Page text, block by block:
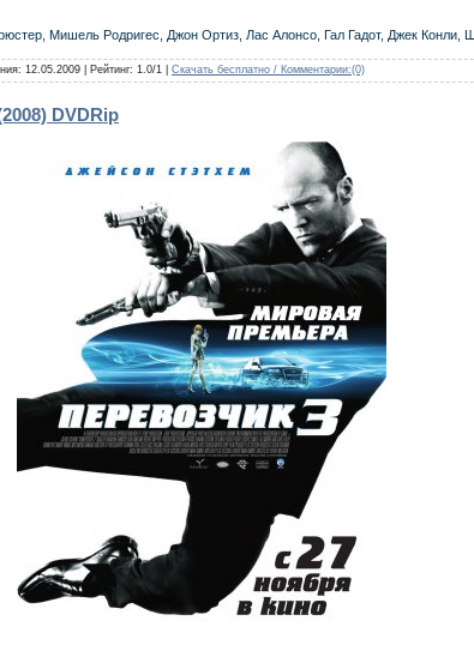
Мишель Родригес, Джон Ортиз, Лас Алонсо, Гал Гадот, Джек Конли,
12.05.2009 | Рейтинг: 1.0/1 | Скачать бесплатно / Комментарии:(0)
DVDRip